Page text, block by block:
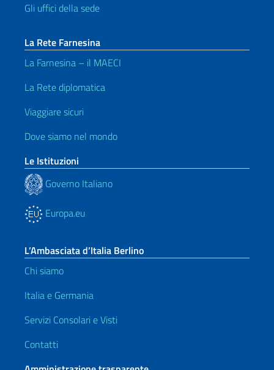
Gli uffici della sede
La Rete Farnesina
La Farnesina – il MAECI
La Rete diplomatica
Viaggiare sicuri
Dove siamo nel mondo
Le Istituzioni
Governo Italiano
Europa.eu
L’Ambasciata d’Italia Berlino
Chi siamo
Italia e Germania
Servizi Consolari e Visti
Contatti